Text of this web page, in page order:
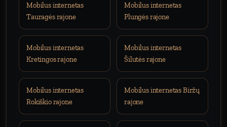
Mobilus internetas
Tauragės rajone
Mobilus internetas
Plungės rajone
Mobilus internetas
Kretingos rajone
Mobilus internetas
Šilutės rajone
Mobilus internetas
Rokiškio rajone
Mobilus internetas Biržų
rajone